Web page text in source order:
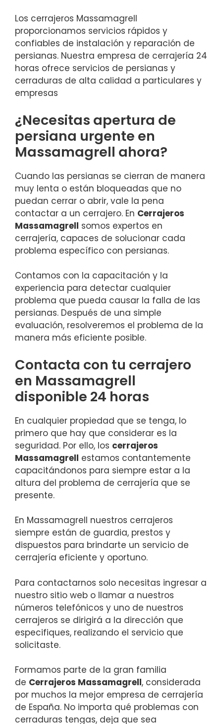
Los cerrajeros Massamagrell
proporcionamos servicios rápidos y
confiables de instalación y reparación de
persianas. Nuestra empresa de cerrajería 24
horas ofrece servicios de persianas y
cerraduras de alta calidad a particulares y
empresas
¿Necesitas apertura de
persiana urgente en
Massamagrell ahora?
Cuando las persianas se cierran de manera
muy lenta o están bloqueadas que no
puedan cerrar o abrir, vale la pena
contactar a un cerrajero. En Cerrajeros
Massamagrell somos expertos en
cerrajería, capaces de solucionar cada
problema específico con persianas.
Contamos con la capacitación y la
experiencia para detectar cualquier
problema que pueda causar la falla de las
persianas. Después de una simple
evaluación, resolveremos el problema de la
manera más eficiente posible.
Contacta con tu cerrajero
en Massamagrell
disponible 24 horas
En cualquier propiedad que se tenga, lo
primero que hay que considerar es la
seguridad. Por ello, los cerrajeros
Massamagrell estamos contantemente
capacitándonos para siempre estar a la
altura del problema de cerrajería que se
presente.
En Massamagrell nuestros cerrajeros
siempre están de guardia, prestos y
dispuestos para brindarte un servicio de
cerrajería eficiente y oportuno.
Para contactarnos solo necesitas ingresar a
nuestro sitio web o llamar a nuestros
números telefónicos y uno de nuestros
cerrajeros se dirigirá a la dirección que
especifiques, realizando el servicio que
solicitaste.
Formamos parte de la gran familia
de Cerrajeros Massamagrell, considerada
por muchos la mejor empresa de cerrajería
de España. No importa qué problemas con
cerraduras tengas, deja que sea